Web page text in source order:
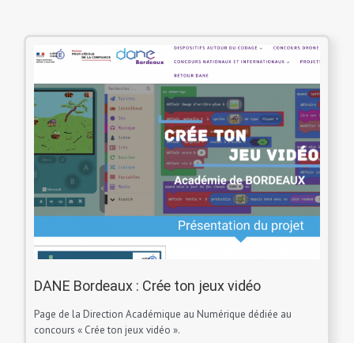
DANE Bordeaux : Crée ton jeux vidéo
Page de la Direction Académique au Numérique dédiée au
concours « Crée ton jeux vidéo ».